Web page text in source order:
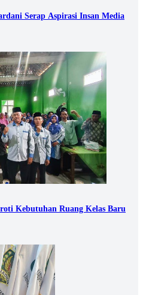
Serap Aspirasi Insan Media
Kebutuhan Ruang Kelas Baru